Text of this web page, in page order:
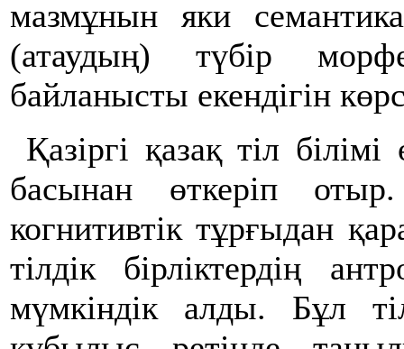
мазмұнын яки
(атаудың) түбір
байланысты екендігін
Қазіргі қазақ тіл
басынан өткеріп отыр.
когнитивтік тұрғыдан
тілдік бірліктердің
мүмкіндік алды. Бұл